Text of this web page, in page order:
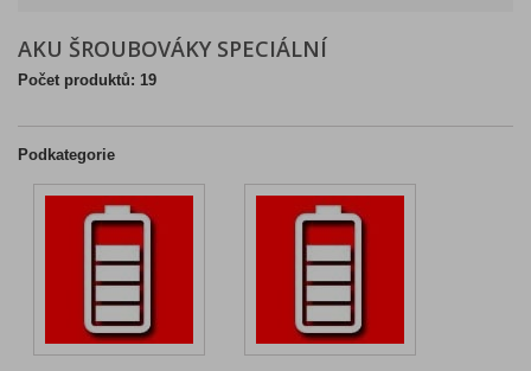
AKU ŠROUBOVÁKY SPECIÁLNÍ
Počet produktů: 19
Podkategorie